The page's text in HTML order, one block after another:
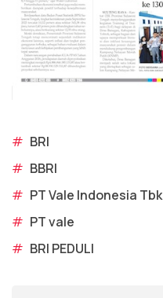
# BRI
# BBRI
# PT Vale Indonesia Tbk
# PT vale
# BRI PEDULI